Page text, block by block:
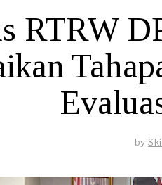
RTRW
by